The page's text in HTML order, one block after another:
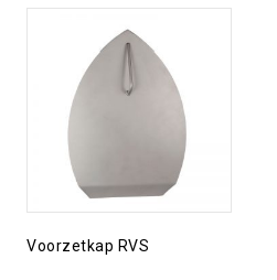
Voorzetkap RVS